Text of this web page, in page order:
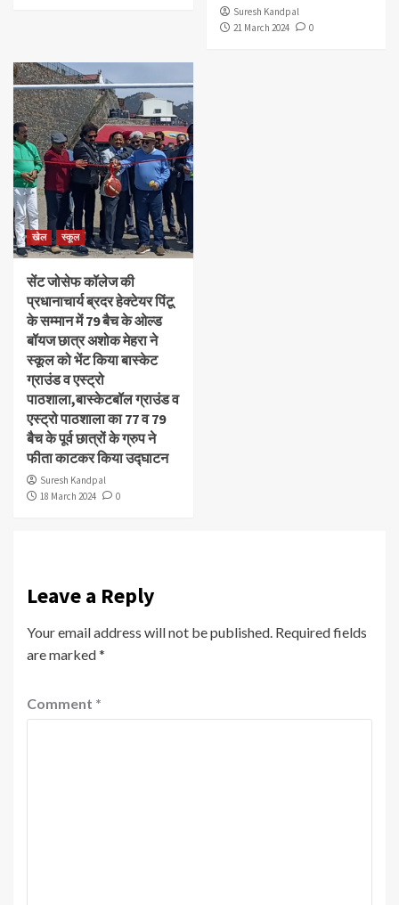
Suresh Kandpal
21 March 2024
0
खेल स्कूल
सेंट जोसेफ कॉलेज की
प्रधानाचार्य ब्रदर हेक्टेयर पिंटू
के सम्मान में 79 बैच के ओल्ड
बॉयज छात्र अशोक मेहरा ने
स्कूल को भेंट किया बास्केट
ग्राउंड व एस्ट्रो
पाठशाला,बास्केटबॉल ग्राउंड व
एस्ट्रो पाठशाला का 77 व 79
बैच के पूर्व छात्रों के ग्रुप ने
फीता काटकर किया उद्घाटन
Suresh Kandpal
18 March 2024
0
Leave a Reply
Your email address will not be published. Required fields
are marked*
Comment *